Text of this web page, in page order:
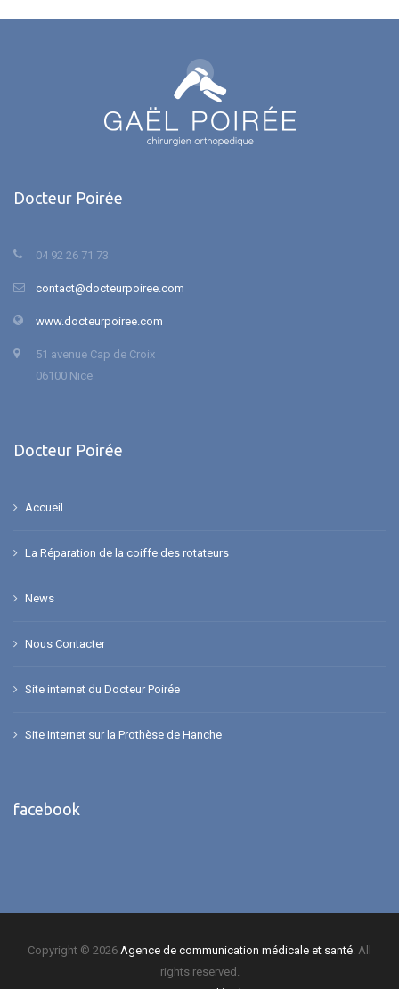
Docteur Poirée
04 92 26 71 73
contact@docteurpoiree.com
www.docteurpoiree.com
51 avenue Cap de Croix
06100 Nice
Docteur Poirée
Accueil
La Réparation de la coiffe des rotateurs
News
Nous Contacter
Site internet du Docteur Poirée
Site Internet sur la Prothèse de Hanche
facebook
Copyright © 2026 Agence de communication médicale et santé. All
rights reserved.